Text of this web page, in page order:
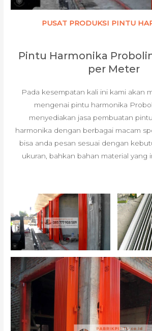
PUSAT PRODUKSI PINTU
Pintu Harmonika
per Meter
Pada kesempatan kali ini kami akan
mengenai pintu harmonika
menyediakan jasa pembuatan
harmonika dengan berbagai macam
bisa anda pesan sesuai dengan
ukuran, bahkan bahan material yang